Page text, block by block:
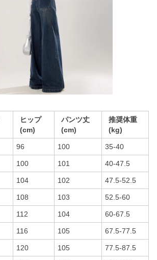
ヒップ
(cm)
パンツ丈
(cm)
推奨体重
(kg)
96 100 35-40
100 101 40-47.5
104 102 47.5-52.5
108 103 52.5-60
112 104 60-67.5
116 105 67.5-77.5
120 105 77.5-87.5